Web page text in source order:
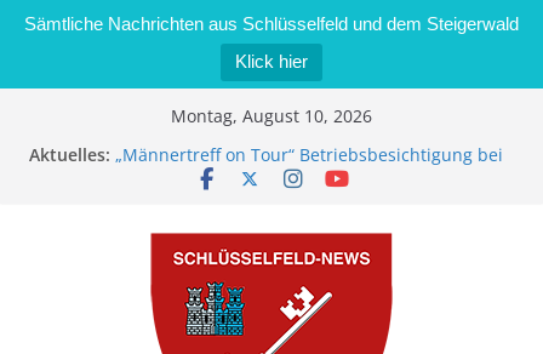
Sämtliche Nachrichten aus Schlüsselfeld und dem Steigerwald
Klick hier
Montag, August 10, 2026
Aktuelles: „Männertreff on Tour“ Betriebsbesichtigung bei
der Schreinerei Zimmermann GmbH
Brand in Sägewerk in Bernroth schnell unter
Kontrolle
Stadt Schlüsselfeld bietet Online-Anmeldung für
Kindergartenplätze an
Dieseldiebstahl im Wert von 600 Euro